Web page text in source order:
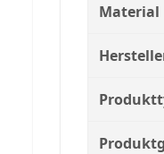
Material